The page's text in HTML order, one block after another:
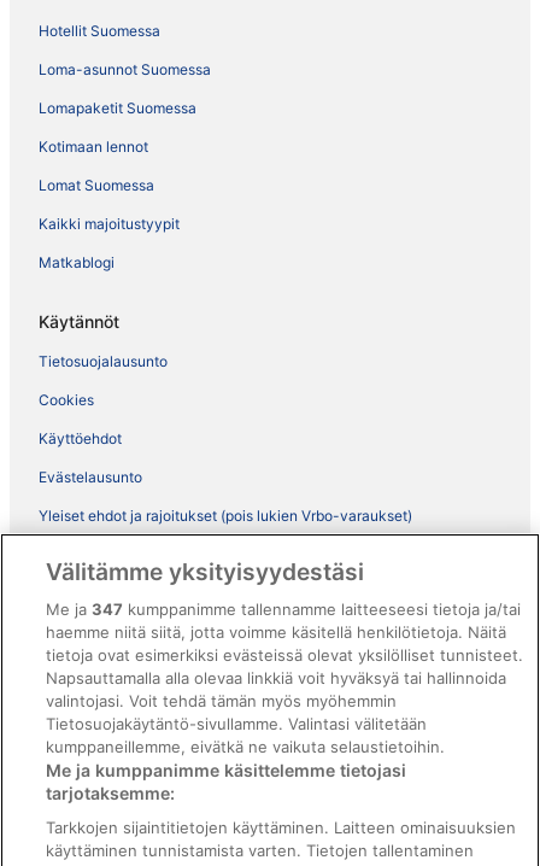
Hotellit Suomessa
Loma-asunnot Suomessa
Lomapaketit Suomessa
Kotimaan lennot
Lomat Suomessa
Kaikki majoitustyypit
Matkablogi
Käytännöt
Tietosuojalausunto
Cookies
Käyttöehdot
Evästelausunto
Yleiset ehdot ja rajoitukset (pois lukien Vrbo-varaukset)
ebookers BONUS+ -ohjelman ehdot
Oikeudelliset tiedot / ota meihin yhteyttä
Sisältövaatimukset ja ilmoituksen tekeminen sisällöstä
Tuki
Ota yhteyttä
Varauksen muuttaminen tai peruuttaminen
Välitämme yksityisyydestäsi
Me ja347 kumppanimme tallennamme laitteeseesi tietoja ja/tai
haemme niitä siitä, jotta voimme käsitellä henkilötietoja. Näitä
tietoja ovat esimerkiksi evästeissä olevat yksilölliset tunnisteet.
Napsauttamalla alla olevaa linkkiä voit hyväksyä tai hallinnoida
valintojasi. Voit tehdä tämän myös myöhemmin
Tietosuojakäytäntö-sivullamme. Valintasi välitetään
kumppaneillemme, eivätkä ne vaikuta selaustietoihin.
Me ja kumppanimme käsittelemme tietojasi
tarjotaksemme:
Tarkkojen sijaintitietojen käyttäminen. Laitteen ominaisuuksien
käyttäminen tunnistamista varten. Tietojen tallentaminen